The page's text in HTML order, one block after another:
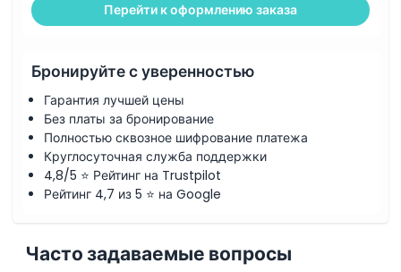
Политика отмены
Перейти к оформлению заказа
Бронируйте с уверенностью
Гарантия лучшей цены
Без платы за бронирование
Полностью сквозное шифрование платежа
Круглосуточная служба поддержки
4,8/5 ⭐ Рейтинг на Trustpilot
Рейтинг 4,7 из 5 ⭐ на Google
Часто задаваемые вопросы